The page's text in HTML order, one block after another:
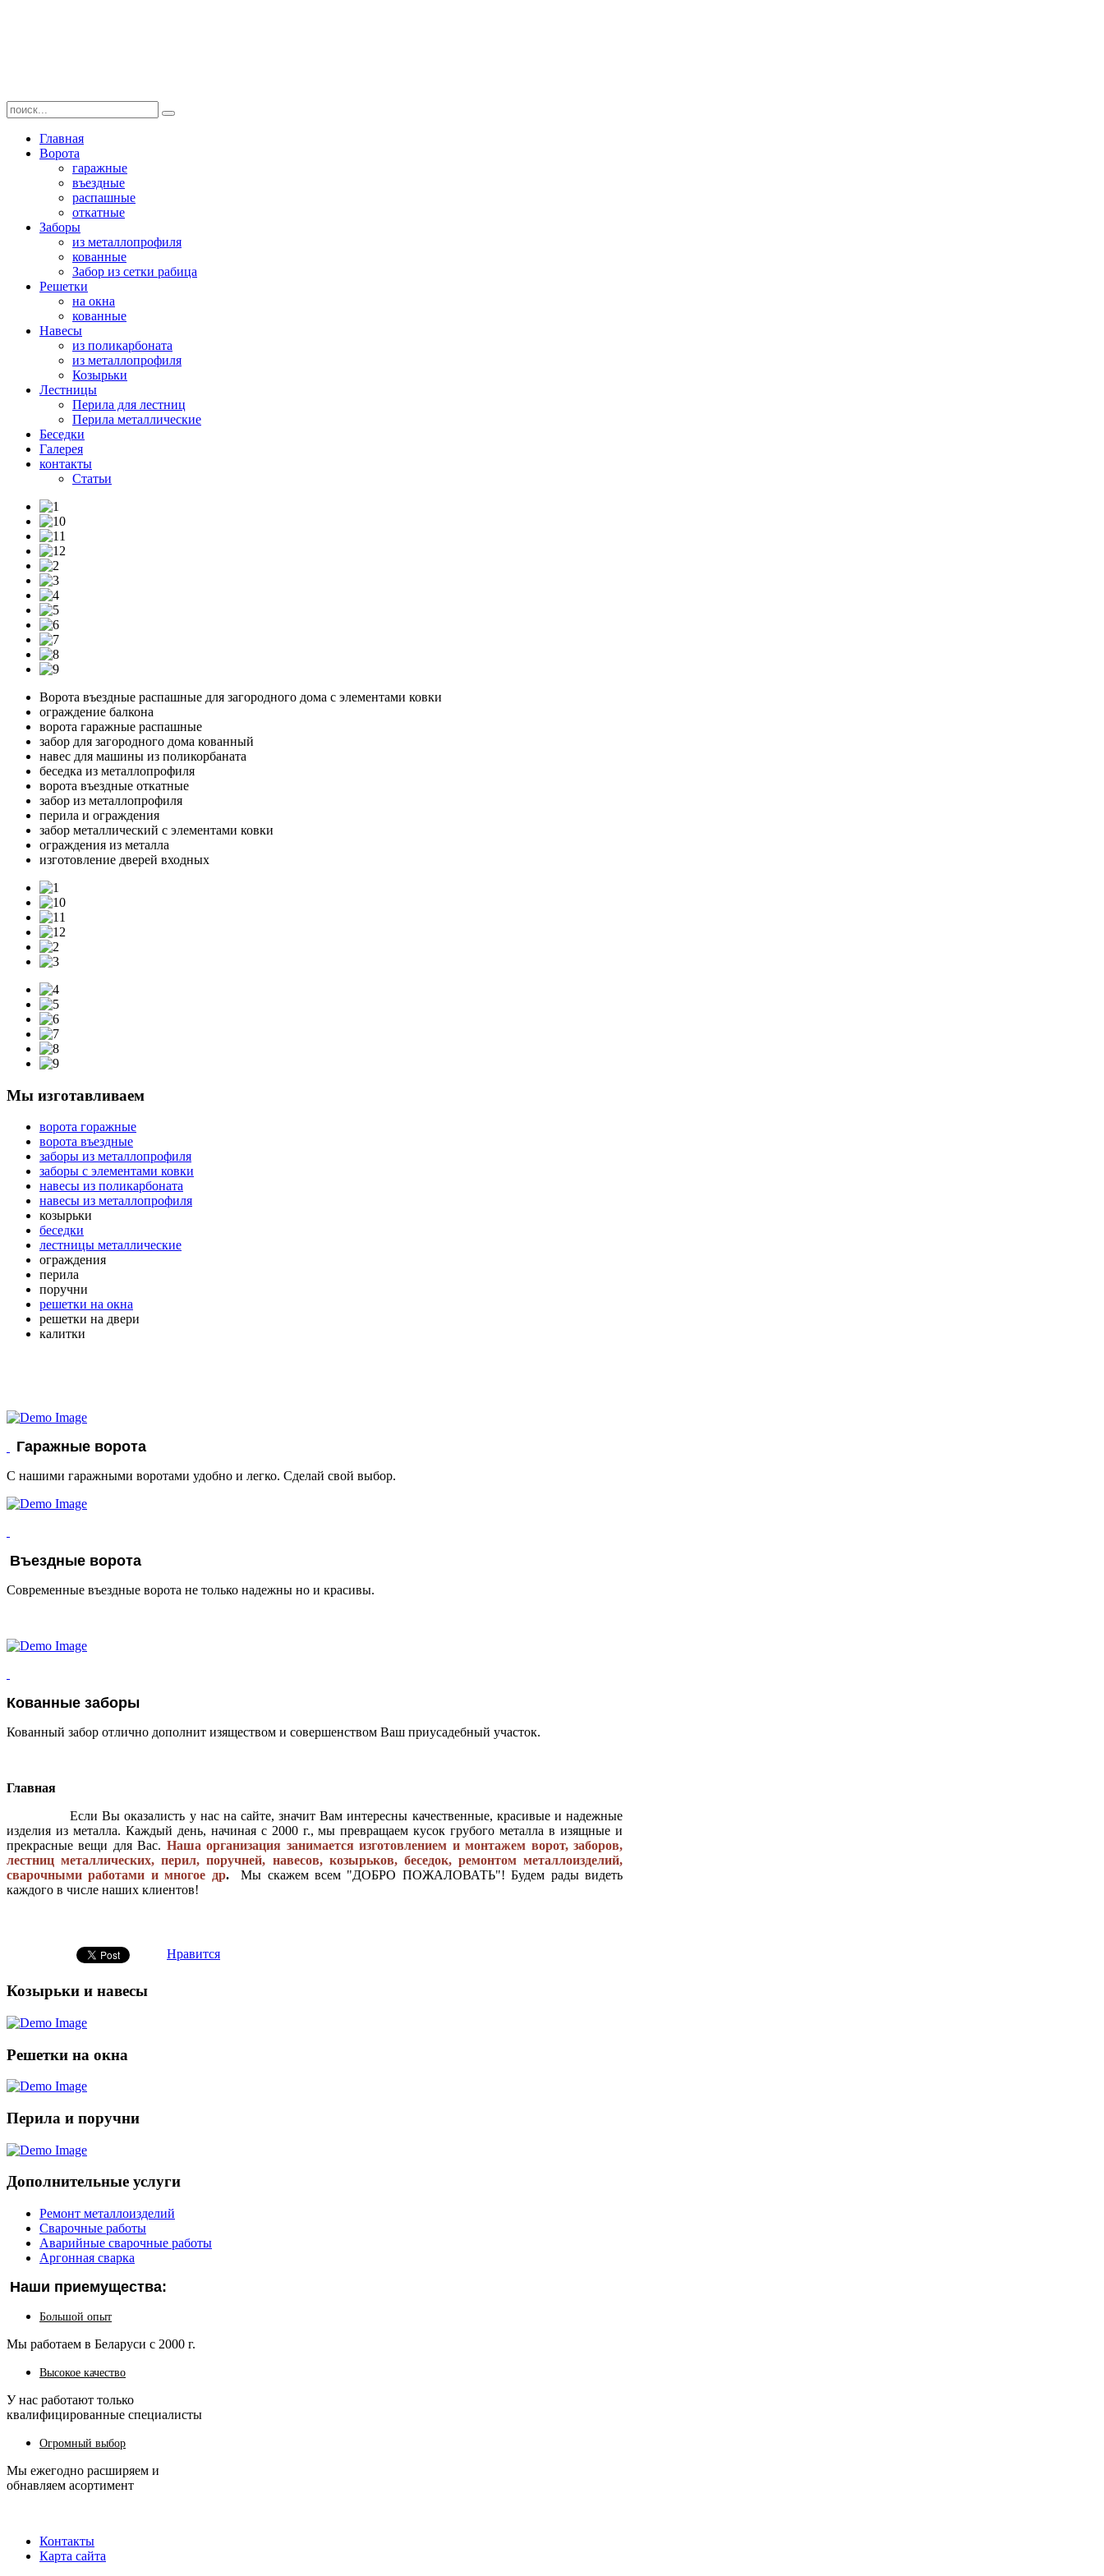
Главная
Ворота
гаражные
въездные
распашные
откатные
Заборы
из металлопрофиля
кованные
Забор из сетки рабица
Решетки
на окна
кованные
Навесы
из поликарбоната
из металлопрофиля
Козырьки
Лестницы
Перила для лестниц
Перила металлические
Беседки
Галерея
контакты
Статьи
Ворота въездные распашные для загородного дома с элементами ковки
ограждение балкона
ворота гаражные распашные
забор для загородного дома кованный
навес для машины из поликорбаната
беседка из металлопрофиля
ворота въездные откатные
забор из металлопрофиля
перила и ограждения
забор металлический с элементами ковки
ограждения из металла
изготовление дверей входных
Мы изготавливаем
ворота горажные
ворота въездные
заборы из металлопрофиля
заборы с элементами ковки
навесы из поликарбоната
навесы из металлопрофиля
козырьки
беседки
лестницы металлические
ограждения
перила
поручни
решетки на окна
решетки на двери
калитки
Гаражные ворота
С нашими гаражными воротами удобно и легко. Сделай свой выбор.
Въездные ворота
Современные въездные ворота не только надежны но и красивы.
Кованные заборы
Кованный забор отлично дополнит изяществом и совершенством Ваш приусадебный участок.
Главная
Если Вы оказалисть у нас на сайте, значит Вам интересны качественные, красивые и надежные
изделия из металла. Каждый день, начиная с 2000 г., мы превращаем кусок грубого металла в изящные и
прекрасные вещи для Вас. Наша организация занимается изготовлением и монтажем ворот, заборов,
лестниц металлических, перил, поручней, навесов, козырьков, беседок, ремонтом металлоизделий,
сварочными работами и многое др.Мы скажем всем "ДОБРО ПОЖАЛОВАТЬ"! Будем рады видеть
каждого в числе наших клиентов!
Нравится
Козырьки и навесы
Решетки на окна
Перила и поручни
Дополнительные услуги
Ремонт металлоизделий
Сварочные работы
Аварийные сварочные работы
Аргонная сварка
Наши приемущества:
Большой опыт
Мы работаем в Беларуси с 2000 г.
Высокое качество
У нас работают только
квалифицированные специалисты
Огромный выбор
Мы ежегодно расширяем и
обнавляем асортимент
Контакты
Карта сайта